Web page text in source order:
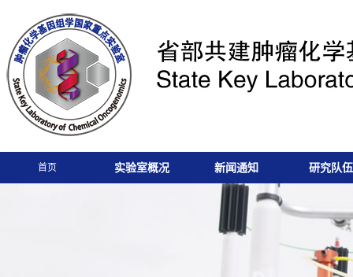
首页 实验室概况 新闻通知 研究队伍